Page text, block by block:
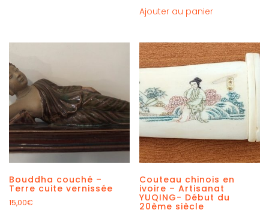
Ajouter au panier
Bouddha couché –
Terre cuite vernissée
15,00€
Couteau chinois en
ivoire – Artisanat
YUQING- Début du
20ème siècle